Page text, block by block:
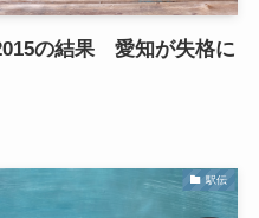
の結果 愛知が失格に
駅伝